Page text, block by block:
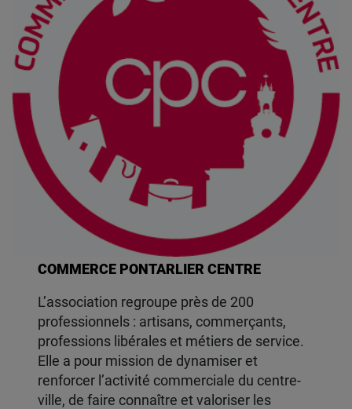
COMMERCE PONTARLIER CENTRE
L’association regroupe près de 200
professionnels : artisans, commerçants,
professions libérales et métiers de service.
Elle a pour mission de dynamiser et
renforcer l’activité commerciale du centre-
ville, de faire connaître et valoriser les